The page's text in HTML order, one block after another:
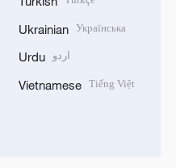
Ukrainian Українська
Urdu اردو
Vietnamese Tiếng Việt